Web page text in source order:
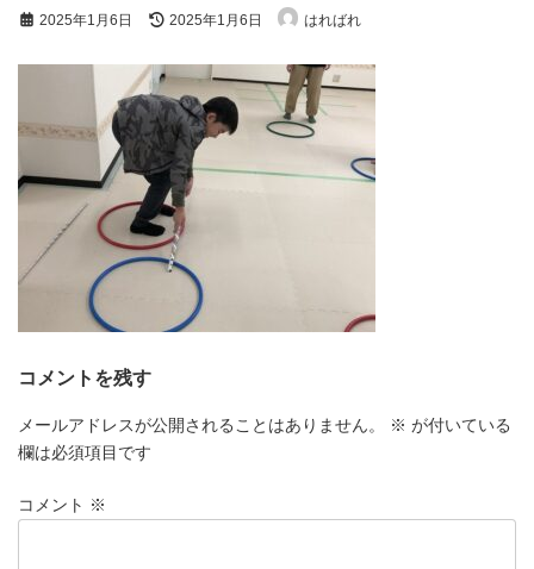
2025年1月6日
最
新
日
時
:
2025年1月6日 はればれ
コメントを残す
メールアドレスが公開されることはありません。 ※ が付いている
欄は必須項目です
コメント ※